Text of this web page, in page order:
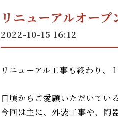
リニューアルオープ
2022-10-15 16:12
リニューアル工事も終わり、
日頃からご愛顧いただいてい
今回は主に、外装工事や、陶